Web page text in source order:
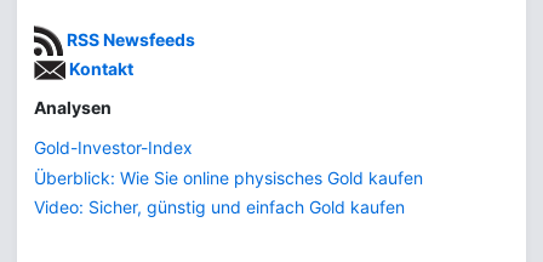
RSS Newsfeeds
Kontakt
Analysen
Gold-Investor-Index
Überblick: Wie Sie online physisches Gold kaufen
Video: Sicher, günstig und einfach Gold kaufen